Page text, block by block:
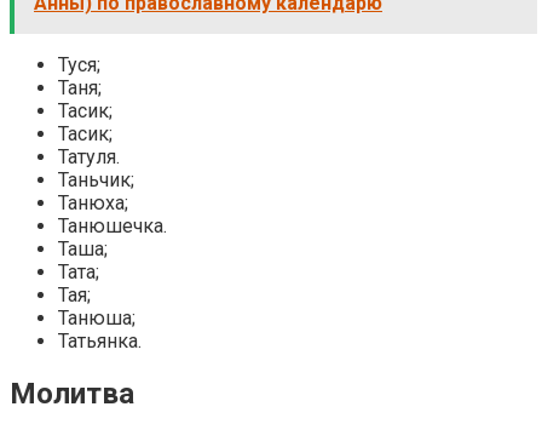
Туся;
Таня;
Тасик;
Тасик;
Татуля.
Таньчик;
Танюха;
Танюшечка.
Таша;
Тата;
Тая;
Танюша;
Татьянка.
Молитва